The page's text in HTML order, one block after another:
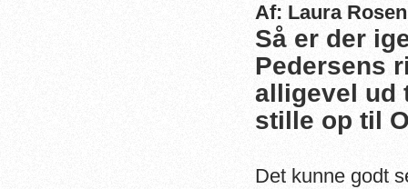
Af: Laura
Så er der
Pedersens
alligevel ud
stille op til
Det kunne godt